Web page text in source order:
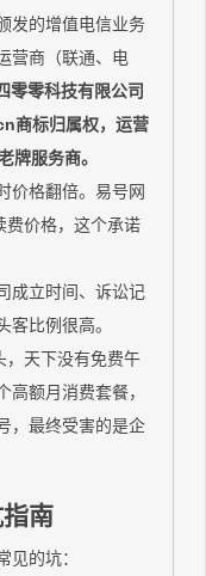
发的增值电信业务
营商（联通、电
零零科技有限公司
商标归属权，运营
牌服务商。
价格翻倍。易号网
费价格，这个承诺
成立时间、诉讼记
客比例很高。
，天下没有免费午
高额月消费套餐，
，最终受害的是企
南
见的坑：